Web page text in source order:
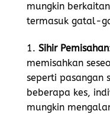
mungkin
termasuk gatal-
1. Sihir Pemisahan
memisahkan
seperti pasangan
beberapa kes,
mungkin